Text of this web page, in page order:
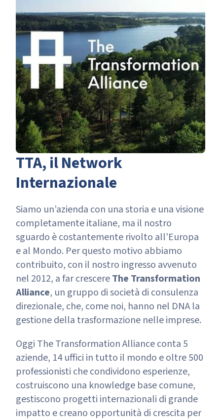
TTA, il Network
Internazionale
Siamo un’azienda con una storia e una visione
completamente italiane, ma il nostro
sguardo è costantemente rivolto all’Europa
e al Mondo. Per questo motivo abbiamo
contribuito, con il nostro ingresso avvenuto
nel 2012, a far crescereThe Transformation
Alliance, un gruppo di società di consulenza
direzionale, che, come noi, hanno nel DNA la
gestione della trasformazione nelle imprese.
Oggi The Transformation Alliance conta 5
aziende, 14 uffici in tutto il mondo e oltre 500
professionisti che condividono esperienze,
costruiscono una knowledge base comune,
gestiscono progetti internazionali di grande
impatto e creano opportunità di crescita per